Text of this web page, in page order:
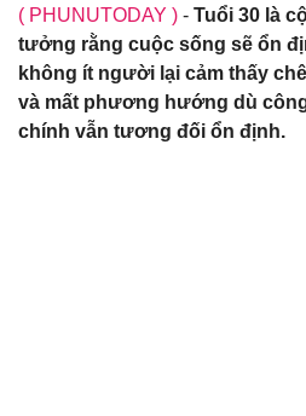
( PHUNUTODAY ) - Tuổi 30 là
tưởng rằng cuộc sống sẽ ổn
không ít người lại cảm thấy
và mất phương hướng dù
chính vẫn tương đối ổn định.